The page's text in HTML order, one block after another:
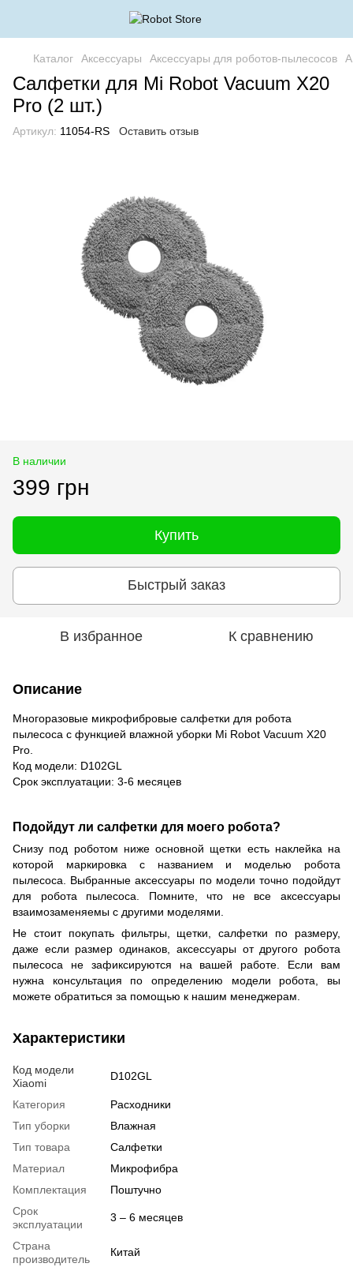
Каталог Аксессуары Аксессуары для роботов-пылесосов
Салфетки для Mi Robot Vacuum X20
Pro (2 шт.)
Артикул: 11054-RS Оставить отзыв
В наличии
399 грн
Купить
Быстрый заказ
В избранное К сравнению
Описание
Многоразовые микрофибровые салфетки для робота
пылесоса с функцией влажной уборки Mi Robot Vacuum X20
Pro.
Код модели: D102GL
Срок эксплуатации: 3-6 месяцев
Подойдут ли салфетки для моего робота?
Снизу под роботом ниже основной щетки есть наклейка на
которой маркировка с названием и моделью робота
пылесоса. Выбранные аксессуары по модели точно подойдут
для робота пылесоса. Помните, что не все аксессуары
взаимозаменяемы с другими моделями.
Не стоит покупать фильтры, щетки, салфетки по размеру,
даже если размер одинаков, аксессуары от другого робота
пылесоса не зафиксируются на вашей работе. Если вам
нужна консультация по определению модели робота, вы
можете обратиться за помощью к нашим менеджерам.
Характеристики
Код модели
Xiaomi
D102GL
Категория
Расходники
Тип уборки
Влажная
Тип товара
Салфетки
Материал
Микрофибра
Комплектация
Поштучно
Срок
эксплуатации
3 – 6 месяцев
Страна
производитель
Китай